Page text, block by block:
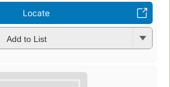
Locate
Add to List